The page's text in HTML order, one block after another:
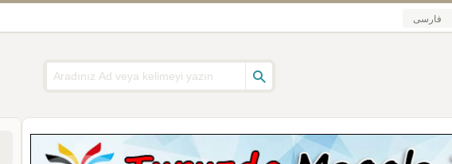
فارسی